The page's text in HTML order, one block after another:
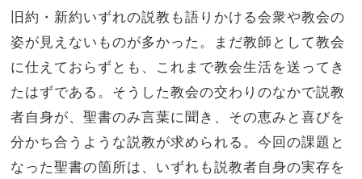
旧約・新約いずれの説教も語りかける会衆や教会の
姿が見えないものが多かった。まだ教師として教会
に仕えておらずとも、これまで教会生活を送ってき
たはずである。そうした教会の交わりのなかで説教
者自身が、聖書のみ言葉に聞き、その恵みと喜びを
分かち合うような説教が求められる。今回の課題と
なった聖書の箇所は、いずれも説教者自身の実存を